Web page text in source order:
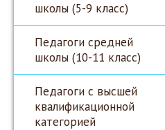
школы (5-9 класс)
Педагоги средней
школы (10-11 класс)
Педагоги с высшей
квалификационной
категорией